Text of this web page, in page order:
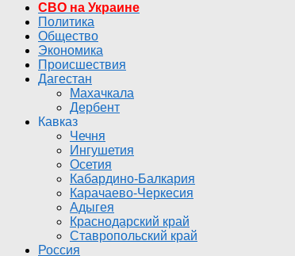
СВО на Украине
Политика
Общество
Экономика
Происшествия
Дагестан
Махачкала
Дербент
Кавказ
Чечня
Ингушетия
Осетия
Кабардино-Балкария
Карачаево-Черкесия
Адыгея
Краснодарский край
Ставропольский край
Россия